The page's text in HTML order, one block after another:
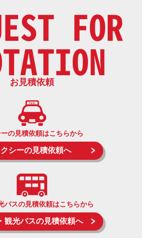
FOR
お見積依頼
の見積依頼はこちらから
シーの見積依頼へ
バスの見積依頼はこちらから
観光バスの見積依頼へ